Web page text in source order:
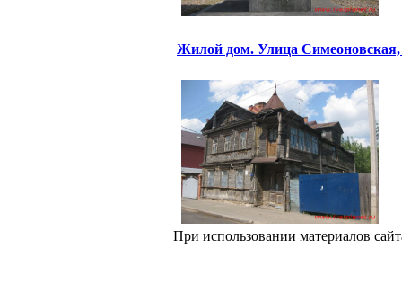
Жилой дом. Улица Симеоновская,
При использовании материалов